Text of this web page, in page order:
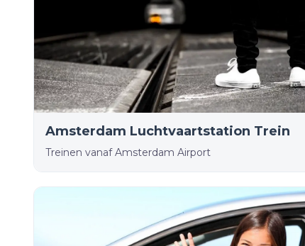
Amsterdam Luchtvaartstation Trein
Treinen vanaf Amsterdam Airport